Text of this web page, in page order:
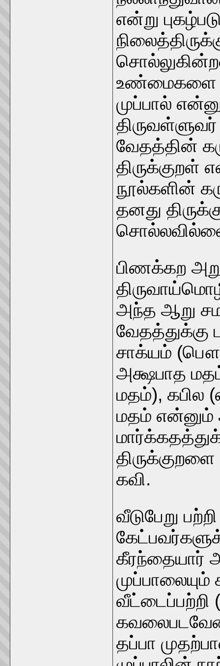
என்று
உண்மைகளை
முப்பால்
வேதத்தின்
திருக்குறள்
நூல்களின்
தனது
பிணக்கற
அந்த ஆறு
சாக்யம்
அக்ஷபாத
மதம்), கபில
மதம் என்னும்
கவி.
வீடுபேறு
கீரந்தையார்
வீட்டைப்பற்றி
தப்பா